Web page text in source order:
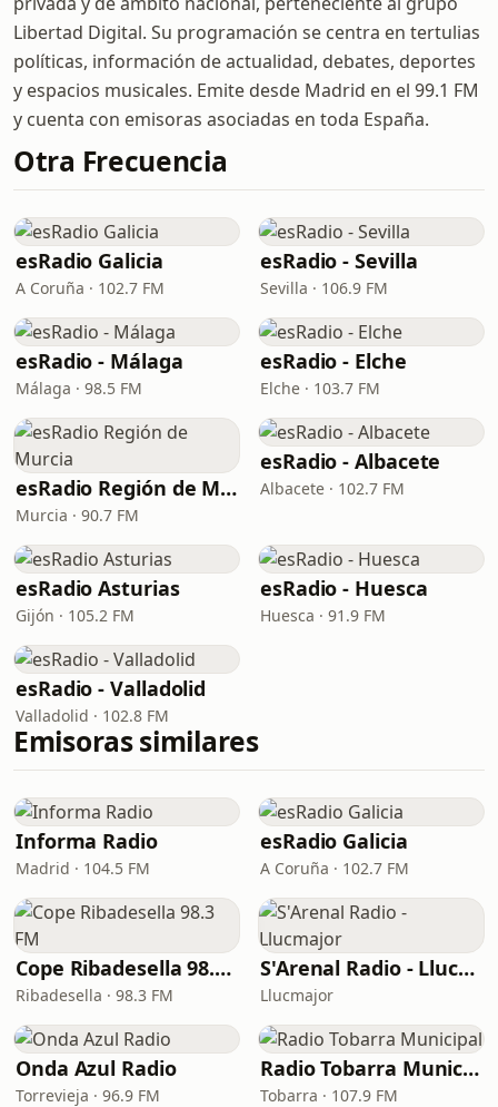
Libertad Digital. Su programación se centra en tertulias
políticas, información de actualidad, debates, deportes
y espacios musicales. Emite desde Madrid en el 99.1 FM
y cuenta con emisoras asociadas en toda España.
Otra Frecuencia
esRadio Galicia
A Coruña · 102.7 FM
esRadio - Sevilla
Sevilla · 106.9 FM
esRadio - Málaga
Málaga · 98.5 FM
esRadio - Elche
Elche · 103.7 FM
esRadio Región de Murcia
Murcia · 90.7 FM
esRadio - Albacete
Albacete · 102.7 FM
esRadio Asturias
Gijón · 105.2 FM
esRadio - Huesca
Huesca · 91.9 FM
esRadio - Valladolid
Valladolid · 102.8 FM
Emisoras similares
Informa Radio
Madrid · 104.5 FM
esRadio Galicia
A Coruña · 102.7 FM
Cope Ribadesella 98.3 FM
Ribadesella · 98.3 FM
S'Arenal Radio - Llucmajor
Llucmajor
Onda Azul Radio
Torrevieja · 96.9 FM
Radio Tobarra Municipal
Tobarra · 107.9 FM